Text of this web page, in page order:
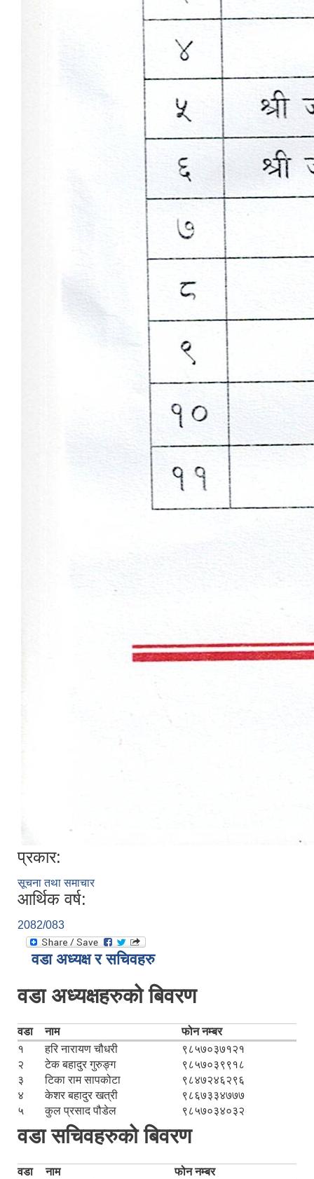
प्रकार:
सूचना तथा समाचार
आर्थिक वर्ष:
2082/083
वडा अध्यक्ष र सचिवहरु
वडा अध्यक्षहरुको बिवरण
वडा नाम
फोन नम्बर
१
हरि नारायण चौधरी
९८५७०३७१२१
२
टेक बहादुर गुरुङ्ग
९८५७०३९९१८
३
टिका राम सापकोटा
९८४७२४६२९६
४
केशर बहादुर खत्री
९८६७३३४७७७
५
कुल प्रसाद पौडेल ९८५७०३४०३२
वडा सचिवहरुको बिवरण
वडा नाम
फोन नम्बर